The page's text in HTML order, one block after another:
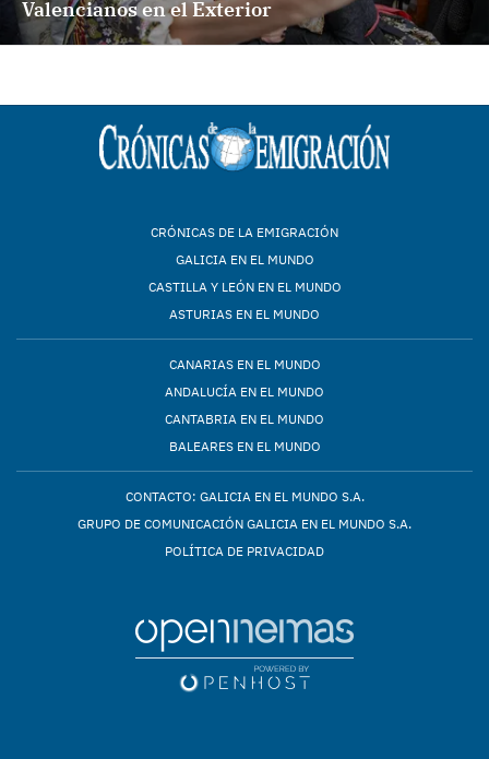
Valencianos en el Exterior
CRÓNICAS DE LA EMIGRACIÓN
GALICIA EN EL MUNDO
CASTILLA Y LEÓN EN EL MUNDO
ASTURIAS EN EL MUNDO
CANARIAS EN EL MUNDO
ANDALUCÍA EN EL MUNDO
CANTABRIA EN EL MUNDO
BALEARES EN EL MUNDO
CONTACTO: GALICIA EN EL MUNDO S.A.
GRUPO DE COMUNICACIÓN GALICIA EN EL MUNDO S.A.
POLÍTICA DE PRIVACIDAD